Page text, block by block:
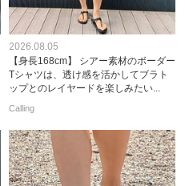
2026.08.05
【身長168cm】 シアー素材のボーダー
Tシャツは、透け感を活かしてブラト
ップとのレイヤードを楽しみたい...
Calling